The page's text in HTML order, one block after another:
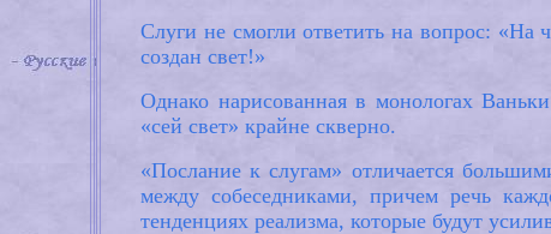
Слуги не смогли ответить на вопрос:
создан свет!»
Однако нарисованная в монологах
«сей свет» крайне скверно.
«Послание к слугам» отличается
между собеседниками, причем речь
тенденциях реализма, которые будут